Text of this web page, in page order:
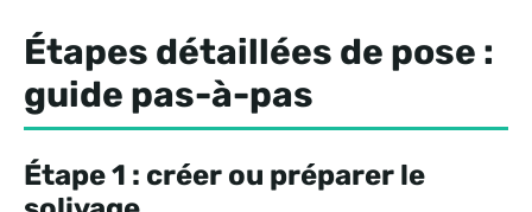
Étapes détaillées de pose :
guide pas-à-pas
Étape 1 : créer ou préparer le